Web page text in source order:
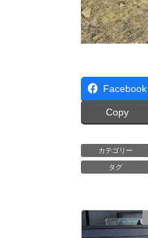
Facebook
Copy
カテゴリー
タグ